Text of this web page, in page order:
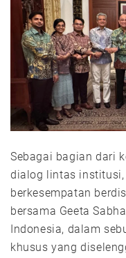
Sebagai bagian dari
dialog lintas
berkesempatan
bersama Geeta
Indonesia, dalam
khusus yang